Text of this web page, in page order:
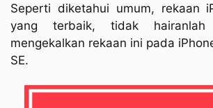
Seperti diketahui umum, rekaan
yang terbaik, tidak
mengekalkan rekaan ini pada
SE.